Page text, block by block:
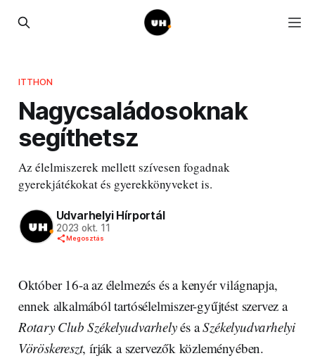
ITTHON
Nagycsaládosoknak
segíthetsz
Az élelmiszerek mellett szívesen fogadnak
gyerekjátékokat és gyerekkönyveket is.
Udvarhelyi Hírportál
2023 okt. 11
Megosztás
Október 16-a az élelmezés és a kenyér világnapja,
ennek alkalmából tartósélelmiszer-gyűjtést szervez a
Rotary Club Székelyudvarhelyés aSzékelyudvarhelyi
Vöröskereszt, írják a szervezők közleményében.